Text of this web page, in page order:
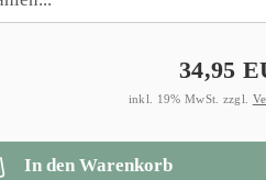
34,95
inkl. 19% MwSt. zzgl.
In den Warenkorb